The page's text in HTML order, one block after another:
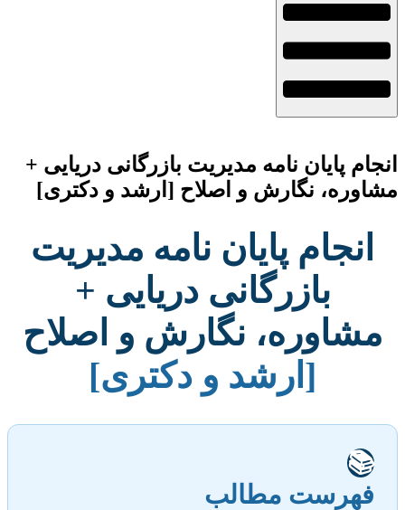
انجام پایان نامه مدیریت بازرگانی دریایی +
مشاوره، نگارش و اصلاح [ارشد و دکتری]
انجام پایان نامه مدیریت
بازرگانی دریایی +
مشاوره، نگارش و اصلاح
[ارشد و دکتری]
📚
فهرست مطالب